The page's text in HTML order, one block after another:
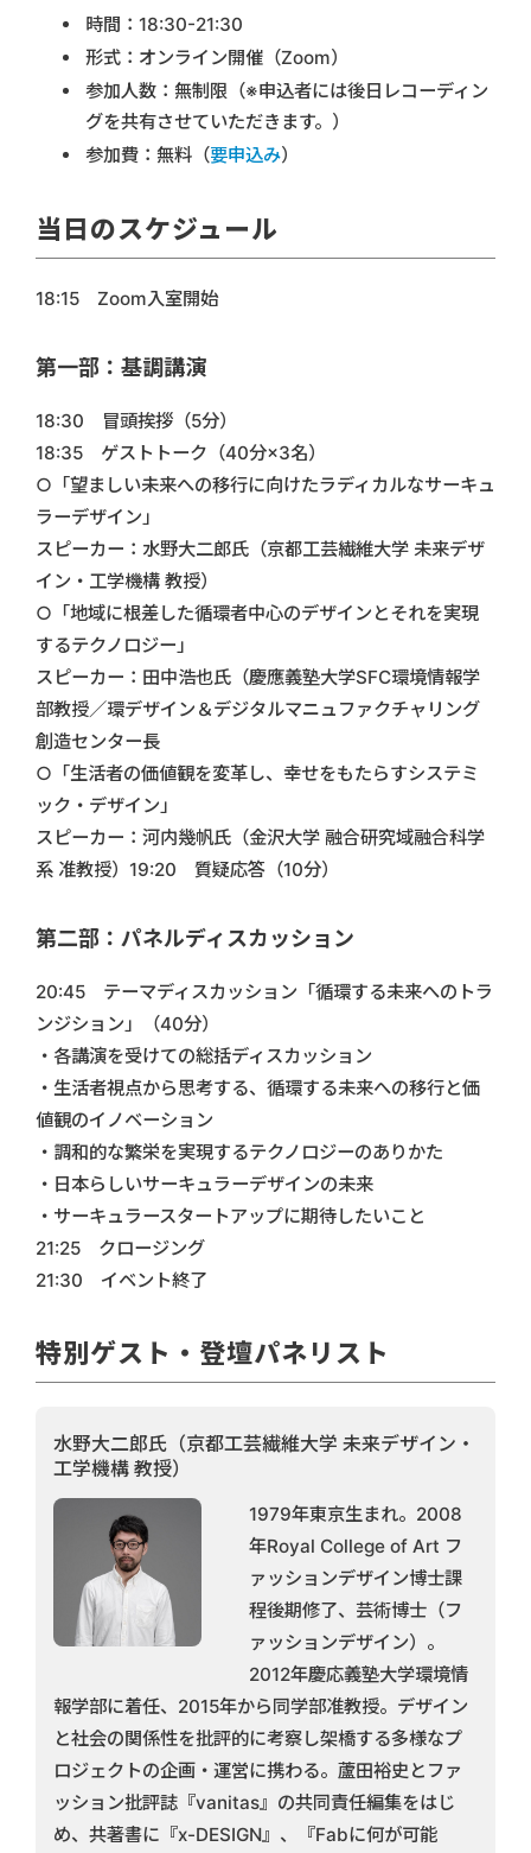
時間：18:30-21:30
形式：オンライン開催（Zoom）
参加人数：無制限（※申込者には後日レコーディン
グを共有させていただきます。）
参加費：無料（要申込み）
当日のスケジュール
18:15 Zoom入室開始
第一部：基調講演
18:30 冒頭挨拶（5分）
18:35 ゲストトーク（40分×3名）
○「望ましい未来への移行に向けたラディカルなサーキュ
ラーデザイン」
スピーカー：水野大二郎氏（京都工芸繊維大学 未来デザ
イン・工学機構 教授）
○「地域に根差した循環者中心のデザインとそれを実現
するテクノロジー」
スピーカー：田中浩也氏（慶應義塾大学SFC環境情報学
部教授／環デザイン＆デジタルマニュファクチャリング
創造センター長
○「生活者の価値観を変革し、幸せをもたらすシステミ
ック・デザイン」
スピーカー：河内幾帆氏（金沢大学 融合研究域融合科学
系 准教授）19:20 質疑応答（10分）
第二部：パネルディスカッション
20:45 テーマディスカッション「循環する未来へのトラ
ンジション」（40分）
・各講演を受けての総括ディスカッション
・生活者視点から思考する、循環する未来への移行と価
値観のイノベーション
・調和的な繁栄を実現するテクノロジーのありかた
・日本らしいサーキュラーデザインの未来
・サーキュラースタートアップに期待したいこと
21:25 クロージング
21:30 イベント終了
特別ゲスト・登壇パネリスト
水野大二郎氏（京都工芸繊維大学 未来デザイン・
工学機構 教授）
1979年東京生まれ。2008
年Royal College of Art フ
ァッションデザイン博士課
程後期修了、芸術博士（フ
ァッションデザイン）。
2012年慶応義塾大学環境情
報学部に着任、2015年から同学部准教授。デザイン
と社会の関係性を批評的に考察し架橋する多様なプ
ロジェクトの企画・運営に携わる。蘆田裕史とファ
ッション批評誌『vanitas』の共同責任編集をはじ
め、共著書に『x-DESIGN』、『Fabに何が可能